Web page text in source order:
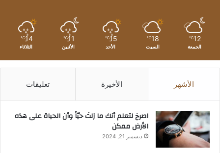
12
℃
الجمعة
18
℃
السبت
15
℃
الأحد
11
℃
الأثنين
14
℃
الثلاثاء
الأشهر الأخيرة تعليقات
‫اصرخ لتعلم أنك ما زلتَ حيّاً وأن الحياة على هذه
الأرض ممكن
ديسمبر 21, 2024